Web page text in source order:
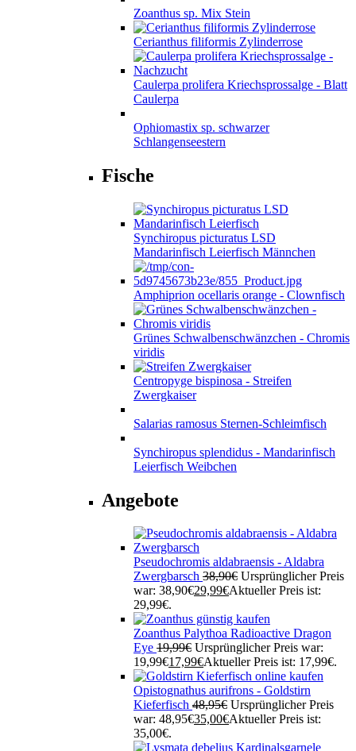
Zoanthus sp. Mix Stein
Cerianthus filiformis Zylinderrose
Caulerpa prolifera Kriechsprossalge - Blatt
Caulerpa
Ophiomastix sp. schwarzer
Schlangenseestern
Fische
Synchiropus picturatus LSD
Mandarinfisch Leierfisch Männchen
Amphiprion ocellaris orange - Clownfisch
Grünes Schwalbenschwänzchen - Chromis
viridis
Centropyge bispinosa - Streifen
Zwergkaiser
Salarias ramosus Sternen-Schleimfisch
Synchiropus splendidus - Mandarinfisch
Leierfisch Weibchen
Angebote
Pseudochromis aldabraensis - Aldabra
Zwergbarsch 38,90€ Ursprünglicher Preis
war: 38,90€29,99€Aktueller Preis ist:
29,99€.
Zoanthus Palythoa Radioactive Dragon
Eye 19,99€ Ursprünglicher Preis war:
19,99€17,99€Aktueller Preis ist: 17,99€.
Opistognathus aurifrons - Goldstirn
Kieferfisch 48,95€ Ursprünglicher Preis
war: 48,95€35,00€Aktueller Preis ist:
35,00€.